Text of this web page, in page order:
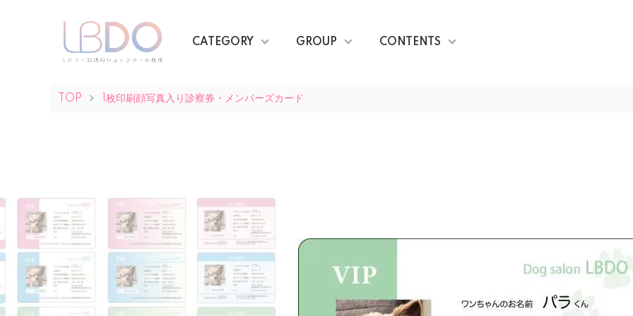
CATEGORY GROUP CONTENTS
TOP 1枚印刷顔写真入り診察券・メンバーズカード